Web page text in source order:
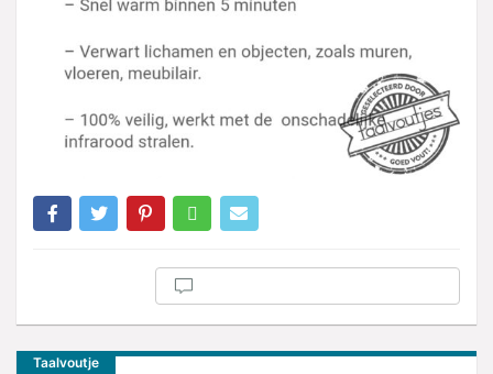
Taalvoutje